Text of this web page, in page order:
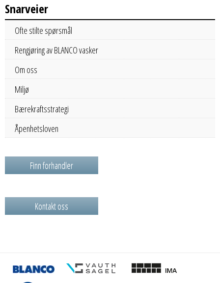
Snarveier
Ofte stilte spørsmål
Rengjøring av BLANCO vasker
Om oss
Miljø
Bærekraftsstrategi
Åpenhetsloven
Finn forhandler
Kontakt oss